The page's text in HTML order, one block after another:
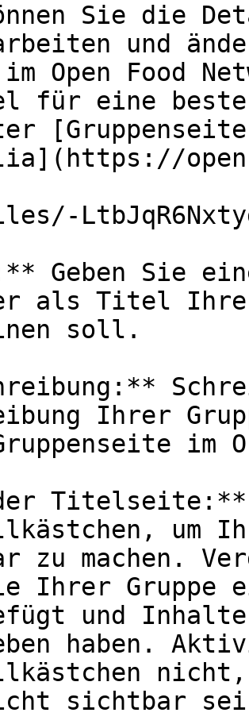
Sie die
und
im Open Food
für eine
Geben Sie
als Titel Ihrer
soll.
Ihrer
im
um
zu machen.
Ihrer Gruppe
und
haben.
nicht,
sichtbar